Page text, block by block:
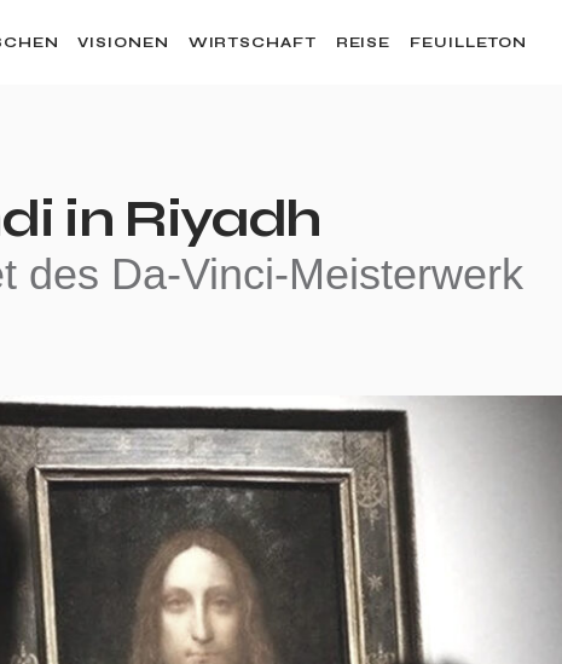
VISIONEN WIRTSCHAFT REISE FEUILLETON
in Riyadh
des Da-Vinci-Meisterwerk